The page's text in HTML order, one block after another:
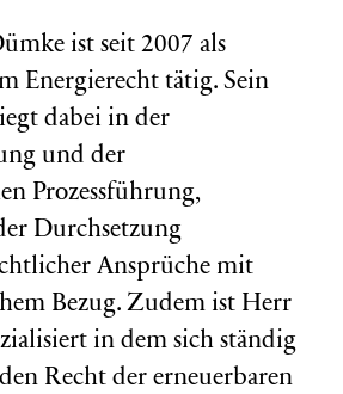
ist seit 2007 als
Energierecht tätig. Sein
dabei in der
und der
Prozessführung,
Durchsetzung
Ansprüche mit
Bezug. Zudem ist Herr
in dem sich ständig
Recht der erneuerbaren